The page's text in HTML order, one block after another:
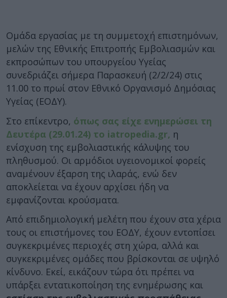
Ομάδα εργασίας με τη συμμετοχή επιστημόνων,
μελών της Εθνικής Επιτροπής Εμβολιασμών και
εκπροσώπων του υπουργείου Υγείας
συνεδριάζει σήμερα Παρασκευή (2/2/24) στις
11.00 το πρωί στον Εθνικό Οργανισμό Δημόσιας
Υγείας (ΕΟΔΥ).
Στο επίκεντρο, όπως σας είχε ενημερώσει τη
Δευτέρα (29.01.24) το iatropedia.gr, η
ενίσχυση της εμβολιαστικής κάλυψης του
πληθυσμού. Οι αρμόδιοι υγειονομικοί φορείς
αναμένουν έξαρση της ιλαράς, ενώ δεν
αποκλείεται να έχουν αρχίσει ήδη να
εμφανίζονται κρούσματα.
Από επιδημιολογική μελέτη που έχουν στα χέρια
τους οι επιστήμονες του ΕΟΔΥ, έχουν εντοπίσει
συγκεκριμένες περιοχές στη χώρα, αλλά και
συγκεκριμένες ομάδες που βρίσκονται σε υψηλό
κίνδυνο. Εκεί, εικάζουν τώρα ότι πρέπει να
υπάρξει εντατικοποίηση της ενημέρωσης και